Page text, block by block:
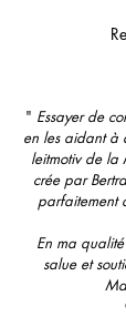
" Essayer de
en les aidant à
leitmotiv de la
crée par
parfaitement
En ma
salue et